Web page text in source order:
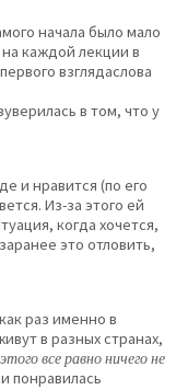
начала было мало
каждой лекции в
взглядаслова
в том, что у
и нравится (по его
Из-за этого ей
когда хочется,
это отловить,
раз именно в
в разных странах,
все равно ничего не
понравилась